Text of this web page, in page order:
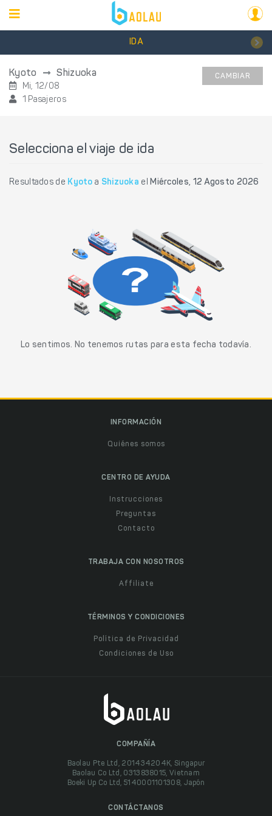
IDA
Kyoto Shizuoka
Mi, 12/08
1 Pasajeros
CAMBIAR
Selecciona el viaje de ida
Resultados de Kyoto a Shizuoka elMiércoles, 12 Agosto 2026
Lo sentimos. No tenemos rutas para esta fecha todavía.
INFORMACIÓN
Quiénes somos
CENTRO DE AYUDA
Instrucciones
Preguntas
Contacto
TRABAJA CON NOSOTROS
Affiliate
TÉRMINOS Y CONDICIONES
Política de Privacidad
Condiciones de Uso
COMPAÑÍA
Baolau Pte Ltd, 201434204K, Singapur
Baolau Co Ltd, 0313838015, Vietnam
Boeki Up Co Ltd, 5140001101308, Japón
CONTÁCTANOS